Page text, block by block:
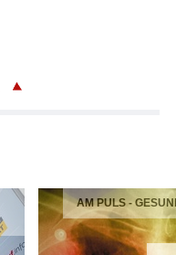
AM PULS -